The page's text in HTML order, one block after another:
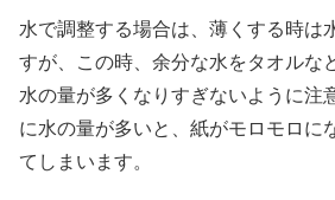
水で調整する場合は、薄くする時は
すが、この時、余分な水をタオルな
水の量が多くなりすぎないように注
に水の量が多いと、紙がモロモロに
てしまいます。